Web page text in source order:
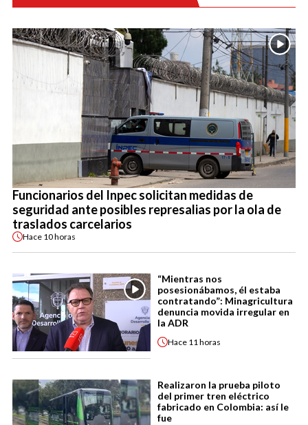
Funcionarios del Inpec solicitan medidas de
seguridad ante posibles represalias por la ola de
traslados carcelarios
Hace 10 horas
“Mientras nos
posesionábamos, él estaba
contratando”: Minagricultura
denuncia movida irregular en
la ADR
Hace 11 horas
Realizaron la prueba piloto
del primer tren eléctrico
fabricado en Colombia: así le
fue